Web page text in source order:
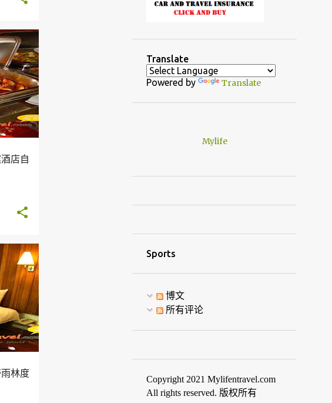
店自
+
林度
Translate
Powered by Translate
Mylife
Sports
博文
所有评论
Copyright 2021 Mylifentravel.com
All rights reserved. 版权所有